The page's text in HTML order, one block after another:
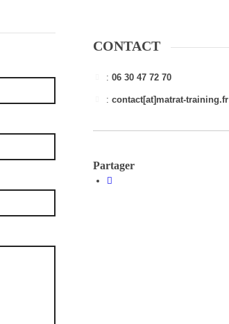
CONTACT
: 06 30 47 72 70
: contact[at]matrat-training.fr
Partager